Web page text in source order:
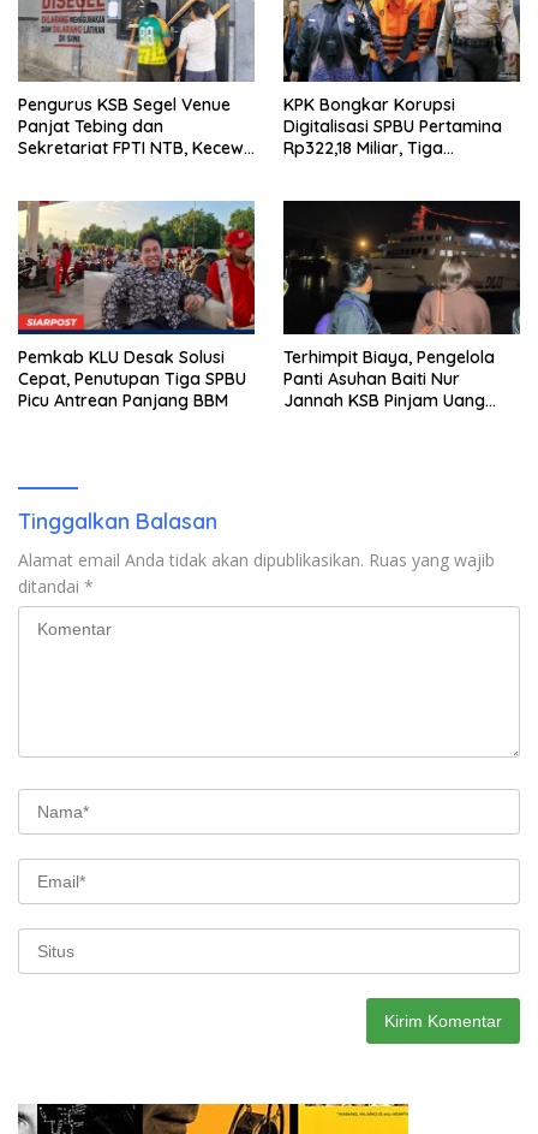
Pengurus KSB Segel Venue
Panjat Tebing dan
Sekretariat FPTI NTB, Kecewa
KPK Bongkar Korupsi
Digitalisasi SPBU Pertamina
Rp322,18 Miliar, Tiga
Pemkab KLU Desak Solusi
Cepat, Penutupan Tiga SPBU
Picu Antrean Panjang BBM
Terhimpit Biaya, Pengelola
Panti Asuhan Baiti Nur
Jannah KSB Pinjam Uang
Tinggalkan Balasan
Alamat email Anda tidak akan dipublikasikan. Ruas yang wajib
ditandai *